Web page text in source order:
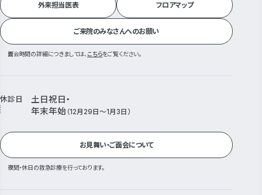
外来担当医表 フロアマップ
ご来院のみなさんへのお願い
面会時間の詳細につきましては、 こちらをご覧ください。
休診日
土日祝日・
年末年始 （12月29日～1月3日）
夜間・休日の救急診療を行っております。
お見舞い・ご面会について